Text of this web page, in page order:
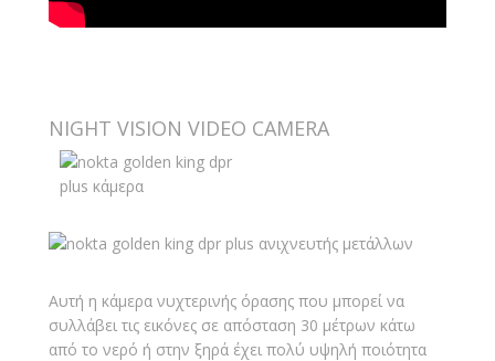
NIGHT VISION VIDEO CAMERA
Αυτή η κάμερα νυχτερινής όρασης που μπορεί να
συλλάβει τις εικόνες σε απόσταση 30 μέτρων κάτω
από το νερό ή στην ξηρά έχει πολύ υψηλή ποιότητα